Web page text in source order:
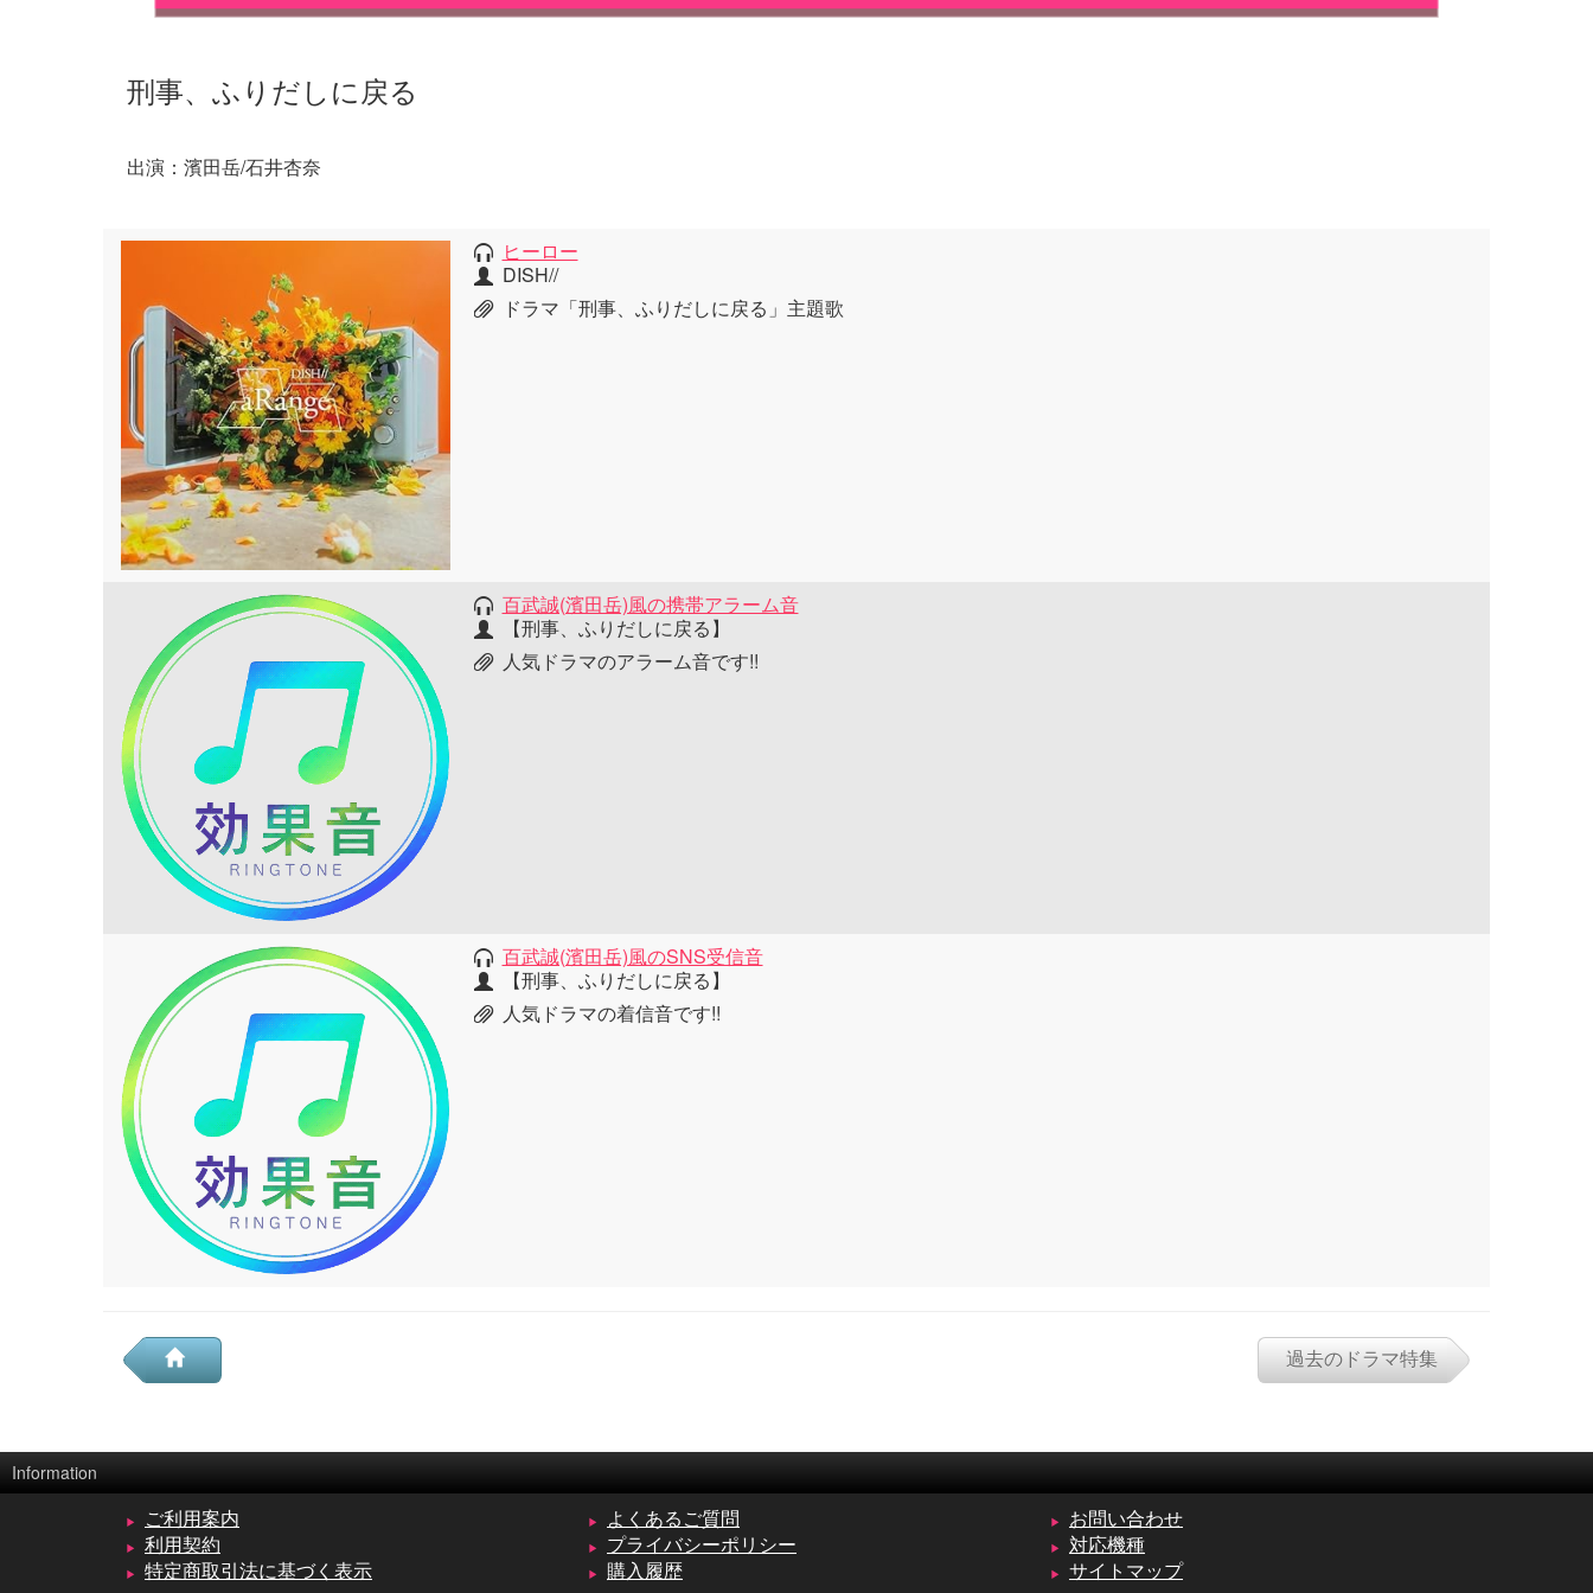
刑事、ふりだしに戻る
出演：濱田岳/石井杏奈
ヒーロー
DISH//
ドラマ「刑事、ふりだしに戻る」主題歌
百武誠(濱田岳)風の携帯アラーム音
【刑事、ふりだしに戻る】
人気ドラマのアラーム音です!!
百武誠(濱田岳)風のSNS受信音
【刑事、ふりだしに戻る】
人気ドラマの着信音です!!
過去のドラマ特集
Information
ご利用案内 よくあるご質問
お問い合わせ
利用契約
プライバシーポリシー
対応機種
特定商取引法に基づく表示
購入履歴 サイトマップ